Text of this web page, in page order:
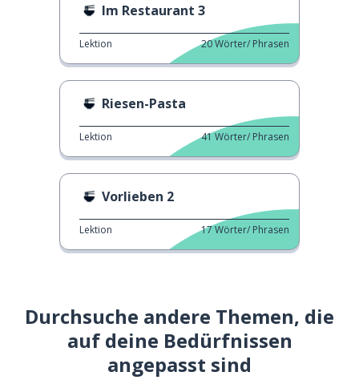
Im Restaurant 3
Lektion 20Wörter/ Phrasen
Riesen-Pasta
Lektion 41Wörter/ Phrasen
Vorlieben 2
Lektion 17Wörter/ Phrasen
Durchsuche andere Themen, die
auf deine Bedürfnissen
angepasst sind